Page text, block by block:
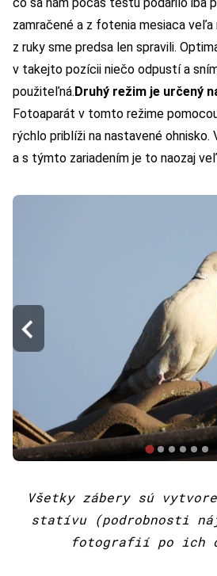
čo sa nám počas testu podarilo iba
zamračené a z fotenia mesiaca veľa
z ruky sme predsa len spravili.
v takejto pozícii niečo odpustí a
použiteľná. Druhý režim je určený
Fotoaparát v tomto režime
rýchlo priblíži na nastavené
a s týmto zariadením je to naozaj
Všetky zábery sú
statívu (podrobnosti
fotografií po ich